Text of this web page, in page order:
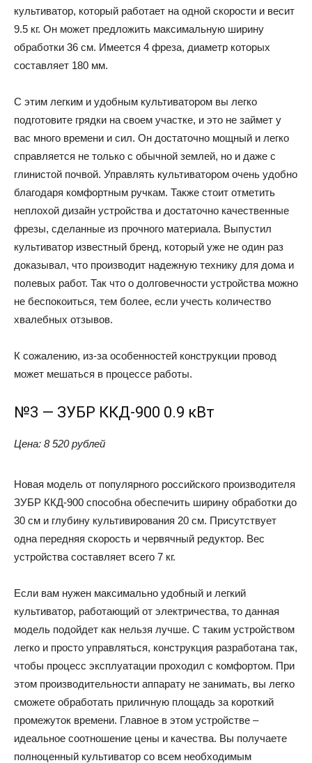
культиватор, который работает на одной скорости и весит
9.5 кг. Он может предложить максимальную ширину
обработки 36 см. Имеется 4 фреза, диаметр которых
составляет 180 мм.
С этим легким и удобным культиватором вы легко
подготовите грядки на своем участке, и это не займет у
вас много времени и сил. Он достаточно мощный и легко
справляется не только с обычной землей, но и даже с
глинистой почвой. Управлять культиватором очень удобно
благодаря комфортным ручкам. Также стоит отметить
неплохой дизайн устройства и достаточно качественные
фрезы, сделанные из прочного материала. Выпустил
культиватор известный бренд, который уже не один раз
доказывал, что производит надежную технику для дома и
полевых работ. Так что о долговечности устройства можно
не беспокоиться, тем более, если учесть количество
хвалебных отзывов.
К сожалению, из-за особенностей конструкции провод
может мешаться в процессе работы.
№3 — ЗУБР ККД-900 0.9 кВт
Цена: 8 520 рублей
Новая модель от популярного российского производителя
ЗУБР ККД-900 способна обеспечить ширину обработки до
30 см и глубину культивирования 20 см. Присутствует
одна передняя скорость и червячный редуктор. Вес
устройства составляет всего 7 кг.
Если вам нужен максимально удобный и легкий
культиватор, работающий от электричества, то данная
модель подойдет как нельзя лучше. С таким устройством
легко и просто управляться, конструкция разработана так,
чтобы процесс эксплуатации проходил с комфортом. При
этом производительности аппарату не занимать, вы легко
сможете обработать приличную площадь за короткий
промежуток времени. Главное в этом устройстве –
идеальное соотношение цены и качества. Вы получаете
полноценный культиватор со всем необходимым